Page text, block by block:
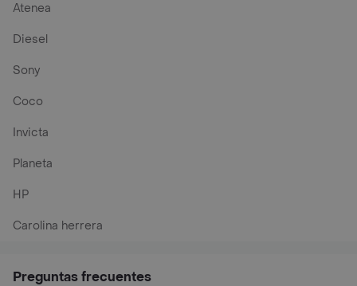
Atenea
Diesel
Sony
Coco
Invicta
Planeta
HP
Carolina herrera
Preguntas frecuentes